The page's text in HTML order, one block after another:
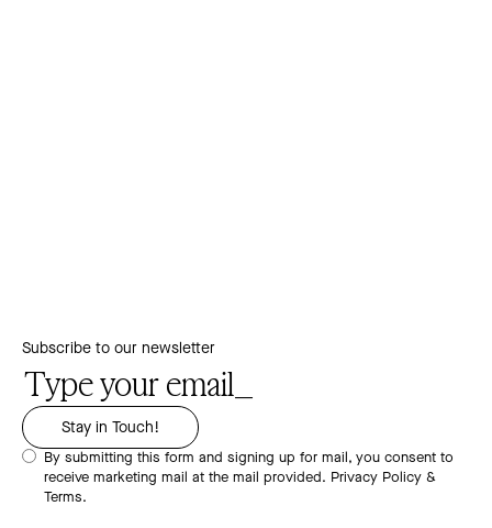
Subscribe to our newsletter
By submitting this form and signing up for mail, you consent to
receive marketing mail at the mail provided. Privacy Policy &
Terms.